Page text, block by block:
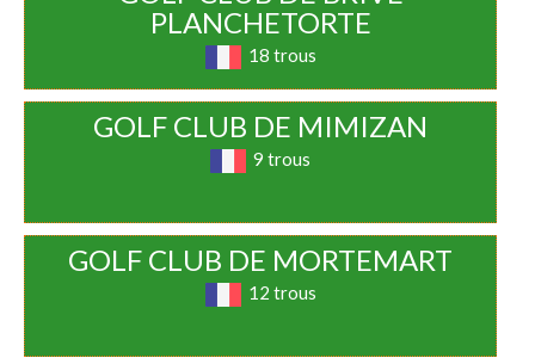
PLANCHETORTE
18 trous
GOLF CLUB DE MIMIZAN
9 trous
GOLF CLUB DE MORTEMART
12 trous